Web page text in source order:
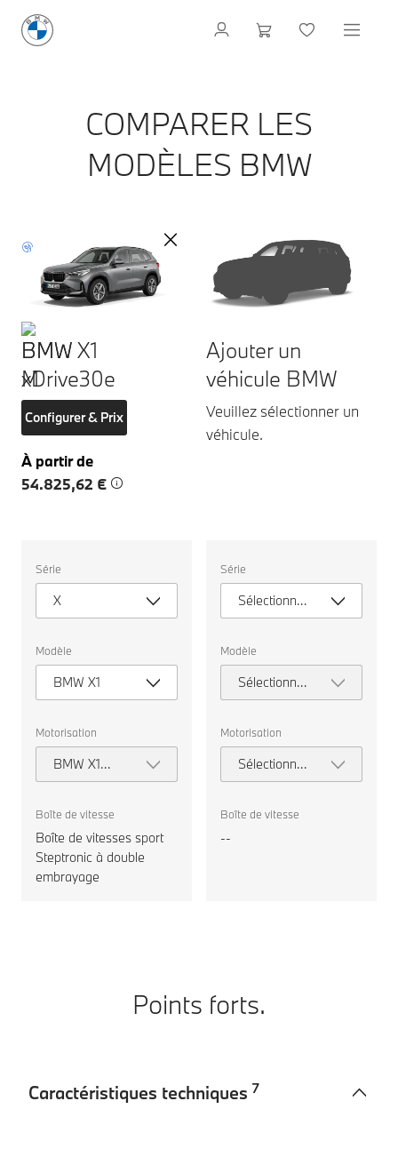
COMPARER LES
MODÈLES BMW
BMW X1
xDrive30e
Configurer & Prix
À partir de
54.825,62 €
sélectionner
un
véhicule.
Série
X
Modèle
BMW X1
Motorisation
BMW X1
xDrive30e
Boîte de vitesse
Boîte de vitesses sport
Steptronic à double
embrayage
Ajouter un
véhicule BMW
Veuillez sélectionner un
véhicule.
sélectionner
un
véhicule.
Série
Sélectionner
une série
Modèle
Sélectionner
un modèle
Motorisation
Sélectionner
la
Boîte de vitesse
--
Points forts.
Caractéristiques techniques 7